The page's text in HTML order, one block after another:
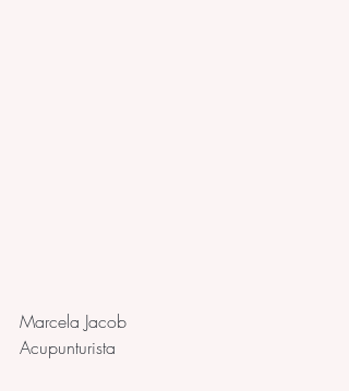
Marcela Jacob
Acupunturista